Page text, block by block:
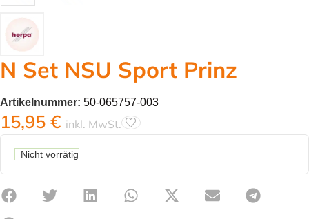
N Set NSU Sport Prinz
Artikelnummer: 50-065757-003
15,95 € inkl. MwSt.
Nicht vorrätig